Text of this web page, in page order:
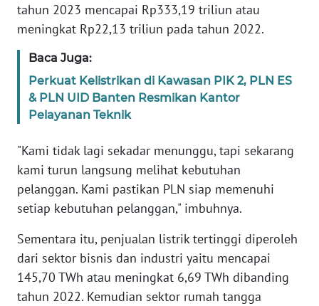
tahun 2023 mencapai Rp333,19 triliun atau
meningkat Rp22,13 triliun pada tahun 2022.
Baca Juga:
Perkuat Kelistrikan di Kawasan PIK 2, PLN ES
& PLN UID Banten Resmikan Kantor
Pelayanan Teknik
"Kami tidak lagi sekadar menunggu, tapi sekarang
kami turun langsung melihat kebutuhan
pelanggan. Kami pastikan PLN siap memenuhi
setiap kebutuhan pelanggan," imbuhnya.
Sementara itu, penjualan listrik tertinggi diperoleh
dari sektor bisnis dan industri yaitu mencapai
145,70 TWh atau meningkat 6,69 TWh dibanding
tahun 2022. Kemudian sektor rumah tangga
WN
BABEL
WN
SUMBAR
WN
WN
WN
LAMPUNG
WN
JATENG